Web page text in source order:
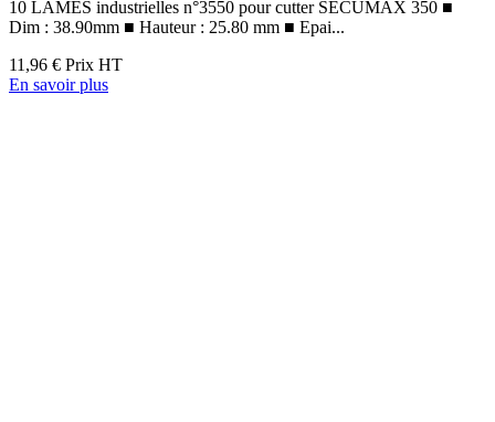
10 LAMES industrielles n°3550 pour cutter SECUMAX 350 ■
Dim : 38.90mm ■ Hauteur : 25.80 mm ■ Epai...
11,96 € Prix HT
En savoir plus